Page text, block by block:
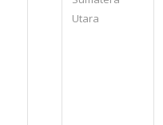
Utara